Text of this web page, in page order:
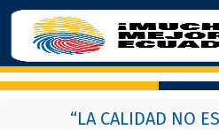
“LA CALIDAD NO